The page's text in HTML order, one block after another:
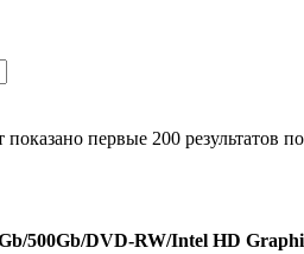
первые 200 результатов
500Gb/DVD-RW/Intel HD